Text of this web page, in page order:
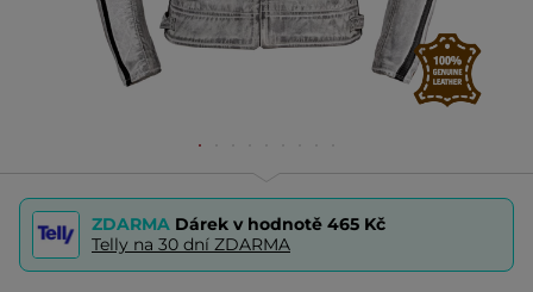
ZDARMA Dárek v hodnotě 465 Kč
Telly na 30 dní ZDARMA